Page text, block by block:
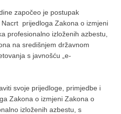
započeo je postupak
prijedloga Zakona o izmjeni
profesionalno izloženih azbestu,
na središnjem državnom
s javnošću „e-
svoje prijedloge, primjedbe i
Zakona o izmjeni Zakona o
izloženih azbestu, s